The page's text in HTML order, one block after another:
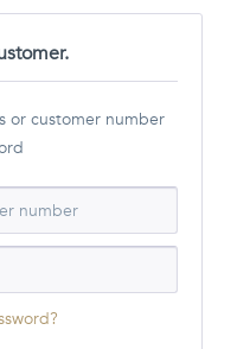
or customer number